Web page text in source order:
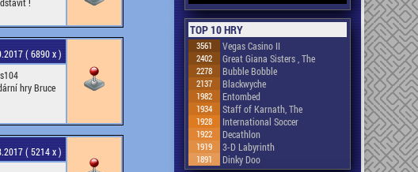
( 6890 x )
hry Bruce
( 5214 x )
TOP 10 HRY
3561 Vegas Casino II
2402 Great Giana Sisters , The
2278 Bubble Bobble
2137 Blackwyche
1982 Entombed
1934 Staff of Karnath, The
1928 International Soccer
1922 Decathlon
1919 3-D Labyrinth
1891 Dinky Doo